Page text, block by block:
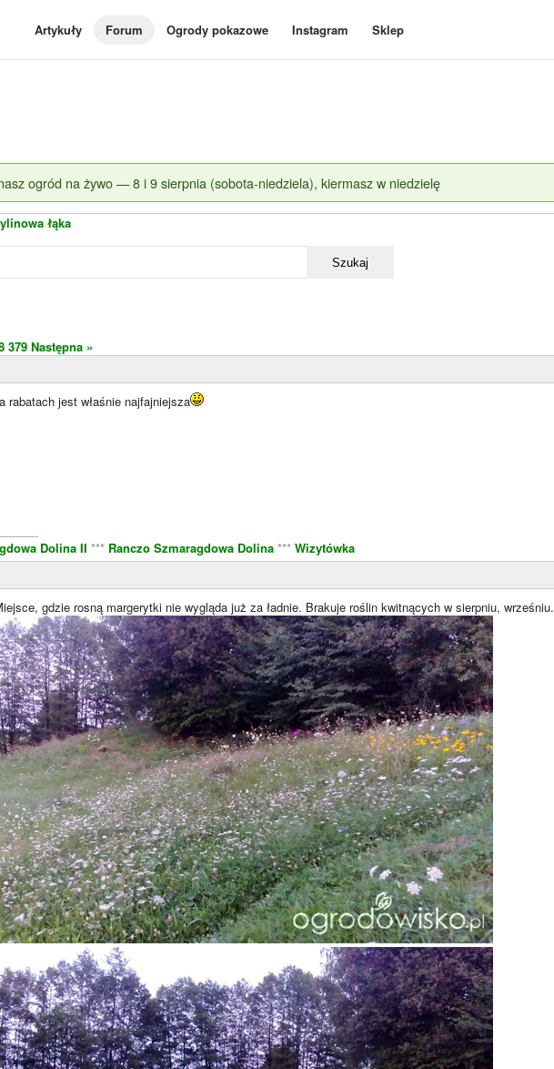
Artykuły Forum Ogrody pokazowe Instagram Sklep
ogród na żywo — 8 i 9 sierpnia (sobota-niedziela), kiermasz w niedzielę
łąka
Szukaj
379 Następna »
rabatach jest właśnie najfajniejsza
Dolina II *** Ranczo Szmaragdowa Dolina *** Wizytówka
gdzie rosną margerytki nie wygląda już za ładnie. Brakuje roślin kwitnących w sierpniu, wrześniu.